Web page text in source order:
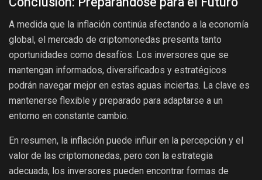
A medida que la inflación continúa afectando a la economía
global, el mercado de criptomonedas presenta tanto
oportunidades como desafíos. Los inversores que se
mantengan informados, diversificados y estratégicos
podrán navegar mejor en estas aguas inciertas. La clave es
mantenerse flexible y preparado para adaptarse a un
entorno en constante cambio.
En resumen, la inflación puede influir en la percepción y el
valor de las criptomonedas, pero con la estrategia
adecuada, los inversores pueden encontrar formas de